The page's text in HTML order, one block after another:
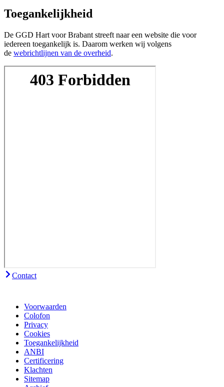
Toegankelijkheid
De GGD Hart voor Brabant streeft naar een website die voor
iedereen toegankelijk is. Daarom werken wij volgens
de webrichtlijnen van de overheid.
Contact
Voorwaarden
Colofon
Privacy
Cookies
Toegankelijkheid
ANBI
Certificering
Klachten
Sitemap